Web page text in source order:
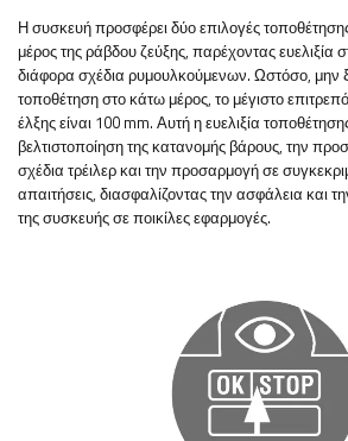
Η συσκευή προσφέρει δύο επιλογές
μέρος της ράβδου ζεύξης, παρέχοντας
διάφορα σχέδια ρυμουλκούμενων. Ωστόσο, μην
τοποθέτηση στο κάτω μέρος, το μέγιστο
έλξης είναι 100 mm. Αυτή η ευελιξία
βελτιστοποίηση της κατανομής βάρους, την
σχέδια τρέιλερ και την προσαρμογή σε
απαιτήσεις, διασφαλίζοντας την ασφάλεια και
της συσκευής σε ποικίλες εφαρμογές.